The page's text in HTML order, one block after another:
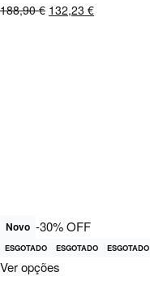
188,90€ 132,23 €
Novo -30% OFF
ESGOTADO ESGOTADO ESGOTADO
Ver opções